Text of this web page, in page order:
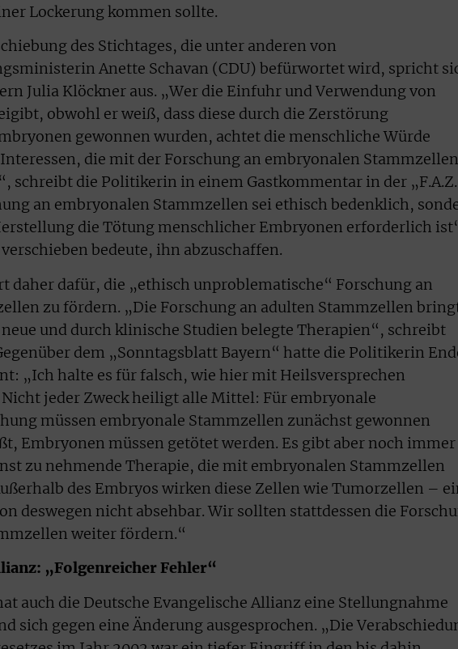
Lockerung kommen sollte.
des Stichtages, die unter anderen von
Anette Schavan (CDU) befürwortet wird, spricht
Julia Klöckner aus. „Wer die Einfuhr und Verwendung von
obwohl er weiß, dass diese durch die Zerstörung
gewonnen wurden, achtet die menschliche Würde
die mit der Forschung an embryonalen Stammzellen
schreibt die Politikerin in einem Gastkommentar in der
an embryonalen Stammzellen sei ethisch bedenklich,
die Tötung menschlicher Embryonen erforderlich
bedeute, ihn abzuschaffen.
daher dafür, die „ethisch unproblematische“ Forschung an
zu fördern. „Die Forschung an adulten Stammzellen
neue und durch klinische Studien belegte Therapien“, schreibt
dem „Sonntagsblatt Bayern“ hatte die Politikerin
„Ich halte es für falsch, wie hier mit Heilsversprechen
jeder Zweck heiligt alle Mittel: Für embryonale
müssen embryonale Stammzellen zunächst gewonnen
Embryonen müssen getötet werden. Es gibt aber noch immer
zu nehmende Therapie, die mit embryonalen Stammzellen
des Embryos wirken diese Zellen wie Tumorzellen –
deswegen nicht absehbar. Wir sollten stattdessen die
weiter fördern.“
„Folgenreicher Fehler“
auch die Deutsche Evangelische Allianz eine Stellungnahme
sich gegen eine Änderung ausgesprochen. „Die